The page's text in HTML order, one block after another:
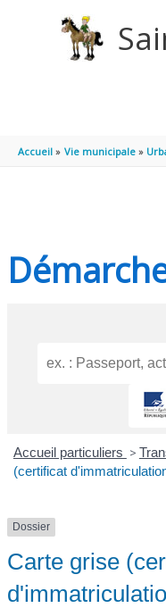
Accueil Vie municipale
Accueil particuliers >
(certificat
Dossier
Carte grise